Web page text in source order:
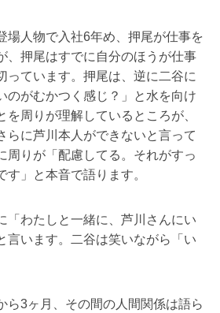
場人物で入社6年め、押尾が仕事を
、押尾はすでに自分のほうが仕事
っています。押尾は、逆に二谷に
のがむかつく感じ？」と水を向け
を周りが理解しているところが、
らに芦川本人ができないと言って
周りが「配慮してる。それがすっ
す」と本音で語ります。
「わたしと一緒に、芦川さんにい
言います。二谷は笑いながら「い
ら3ヶ月、その間の人間関係は語ら